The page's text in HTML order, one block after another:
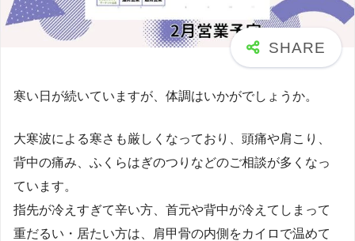
寒い日が続いていますが、体調はいかがでしょうか。
大寒波による寒さも厳しくなっており、頭痛や肩こり、
背中の痛み、ふくらはぎのつりなどのご相談が多くなっ
ています。
指先が冷えすぎて辛い方、首元や背中が冷えてしまって
重だるい・居たい方は、肩甲骨の内側をカイロで温めて